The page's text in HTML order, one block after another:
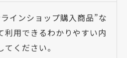
インショップ購入商品”な
利用できるわかりやすい内
ください。